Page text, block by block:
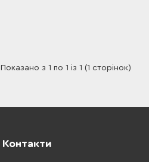
Показано з 1 по 1 із 1 (1 сторінок)
Контакти